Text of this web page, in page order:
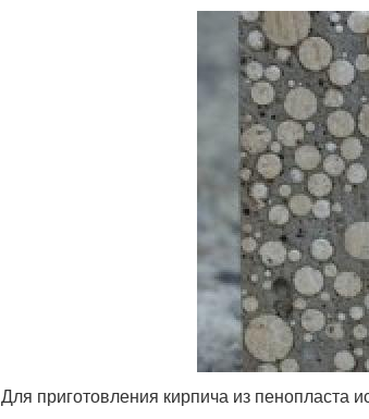
Для приготовления кирпича из пенопласта